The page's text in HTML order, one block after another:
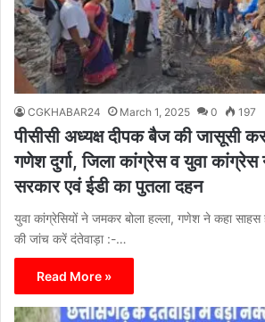
CGKHABAR24 March 1, 2025 0 197
पीसीसी अध्यक्ष दीपक बैज की जासूसी
गणेश दुर्गा, जिला कांग्रेस व युवा कांग्रेस
सरकार एवं ईडी का पुतला दहन
युवा कांग्रेसियों ने जमकर बोला हल्ला, गणेश ने कहा साहस
की जांच करें दंतेवाड़ा :-…
Read More »